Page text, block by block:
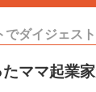
ダイジェス
ママ起業